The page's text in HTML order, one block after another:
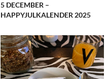
5 DECEMBER –
HAPPYJULKALENDER 2025